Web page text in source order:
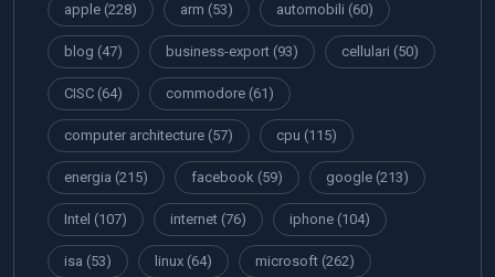
apple (228) arm (53) automobili (60)
blog (47) business-export (93) cellulari (50)
CISC (64) commodore (61)
computer architecture (57) cpu (115)
energia (215) facebook (59) google (213)
Intel (107) internet (76) iphone (104)
isa (53) linux (64) microsoft (262)